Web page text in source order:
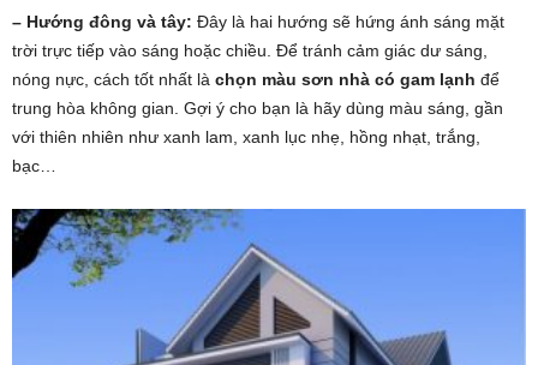
– Hướng đông và tây: Đây là hai hướng sẽ hứng ánh sáng mặt
trời trực tiếp vào sáng hoặc chiều. Để tránh cảm giác dư sáng,
nóng nực, cách tốt nhất là chọn màu sơn nhà có gam lạnh để
trung hòa không gian. Gợi ý cho bạn là hãy dùng màu sáng, gần
với thiên nhiên như xanh lam, xanh lục nhẹ, hồng nhạt, trắng,
bạc…